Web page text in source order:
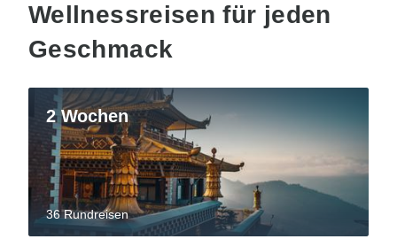
Wellnessreisen für jeden
Geschmack
2 Wochen
36 Rundreisen